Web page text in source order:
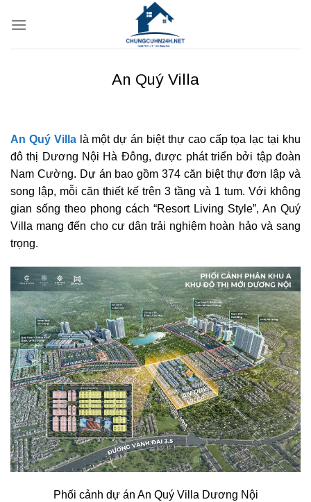
qua
An Quý Villa
An Quý Villalà một dự án biệt thự cao cấp tọa lạc tại khu
đô thị Dương Nội Hà Đông, được phát triển bởi tập đoàn
Nam Cường. Dự án bao gồm 374 căn biệt thự đơn lập và
song lập, mỗi căn thiết kế trên 3 tầng và 1 tum. Với không
gian sống theo phong cách “Resort Living Style”, An Quý
Villa mang đến cho cư dân trải nghiệm hoàn hảo và sang
trọng.
Phối cảnh dự án An Quý Villa Dương Nội